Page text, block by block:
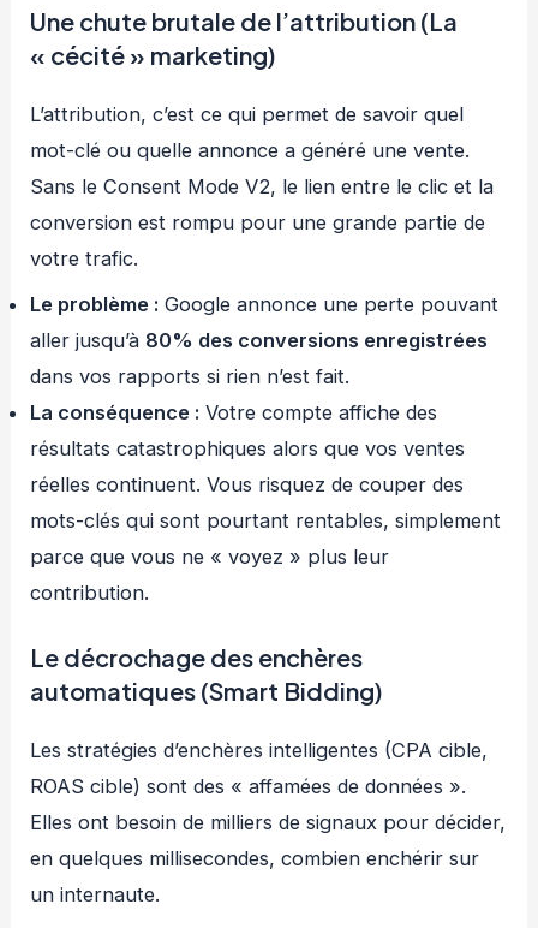
Une chute brutale de l’attribution (La
« cécité » marketing)
L’attribution, c’est ce qui permet de savoir quel
mot-clé ou quelle annonce a généré une vente.
Sans le Consent Mode V2, le lien entre le clic et la
conversion est rompu pour une grande partie de
votre trafic.
Le problème : Google annonce une perte pouvant
aller jusqu’à 80% des conversions enregistrées
dans vos rapports si rien n’est fait.
La conséquence : Votre compte affiche des
résultats catastrophiques alors que vos ventes
réelles continuent. Vous risquez de couper des
mots-clés qui sont pourtant rentables, simplement
parce que vous ne « voyez » plus leur
contribution.
Le décrochage des enchères
automatiques (Smart Bidding)
Les stratégies d’enchères intelligentes (CPA cible,
ROAS cible) sont des « affamées de données ».
Elles ont besoin de milliers de signaux pour décider,
en quelques millisecondes, combien enchérir sur
un internaute.